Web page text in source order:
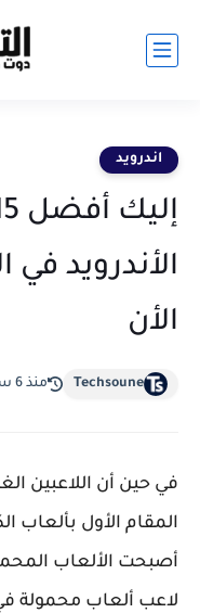
اندرويد
الأن
Techsoune منذ 6 سنة
في حين أن اللاعبين
المقام الأول بألعاب
لاعب ألعاب محمولة